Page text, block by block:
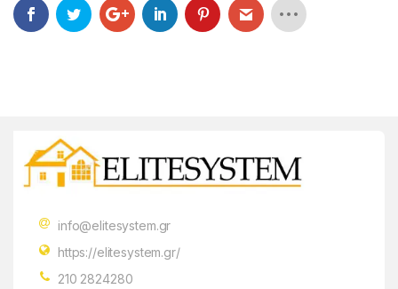
info@elitesystem.gr
https://elitesystem.gr/
210 2824280